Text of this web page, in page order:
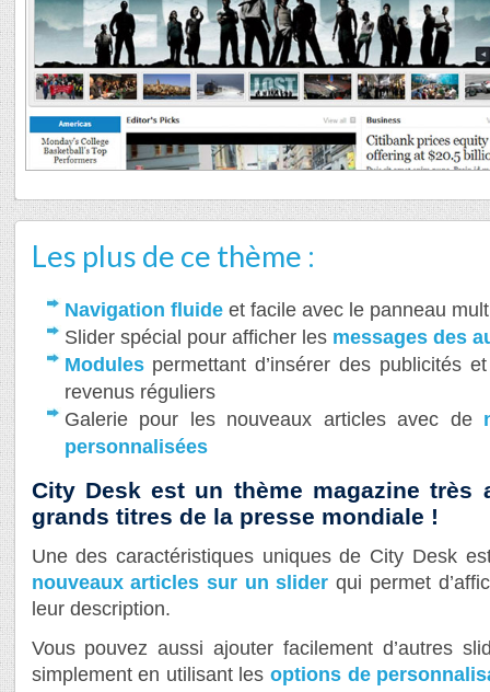
Les plus de ce thème :
Navigation fluideet facile avec le panneau
Slider spécial pour afficher les messages des
Modulespermettant d’insérer des publicités
revenus réguliers
Galerie pour les nouveaux articles avec de
personnalisées
City Desk est un thème magazine très
grands titres de la presse mondiale !
Une des caractéristiques uniques de City Desk
nouveaux articles sur un slider qui permet
leur description.
Vous pouvez aussi ajouter facilement d’autres
simplement en utilisant les options de